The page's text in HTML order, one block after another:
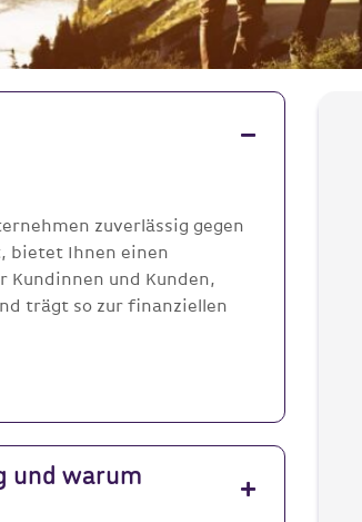
zuverlässig gegen
bietet Ihnen einen
und Kunden,
trägt so zur finanziellen
und warum